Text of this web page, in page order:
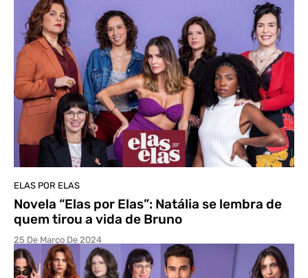
ELAS POR ELAS
Novela “Elas por Elas”: Natália se lembra de
quem tirou a vida de Bruno
25 De Março De 2024